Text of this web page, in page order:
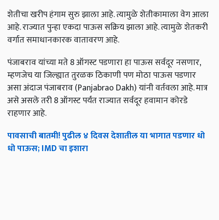
शेतीचा खरीप हंगाम सुरु झाला आहे. त्यामुळे शेतीकामाला वेग आला
आहे. राज्यात पुन्हा एकदा पाऊस सक्रिय झाला आहे. त्यामुळे शेतकरी
वर्गात समाधानकारक वातावरण आहे.
पंजाबराव यांच्या मते 8 ऑगस्ट पडणारा हा पाऊस सर्वदूर नसणार,
म्हणजेच या जिल्ह्यात तुरळक ठिकाणी पण मोठा पाऊस पडणार
असा अंदाज पंजाबराव (Panjabrao Dakh) यांनी वर्तवला आहे. मात्र
असे असले तरी 8 ऑगस्ट पर्यंत राज्यात सर्वदूर हवामान कोरडे
राहणार आहे.
पावसाची बातमी! पुढील ४ दिवस देशातील या भागात पडणार धो
धो पाऊस; IMD चा इशारा